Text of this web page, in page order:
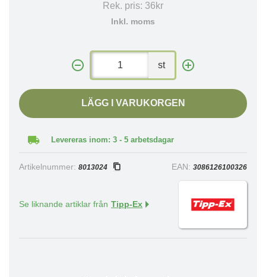
Rek. pris: 36kr
Inkl. moms
st
LÄGG I VARUKORGEN
Levereras inom: 3 - 5 arbetsdagar
Artikelnummer: 8013024 EAN: 3086126100326
Se liknande artiklar från Tipp-Ex